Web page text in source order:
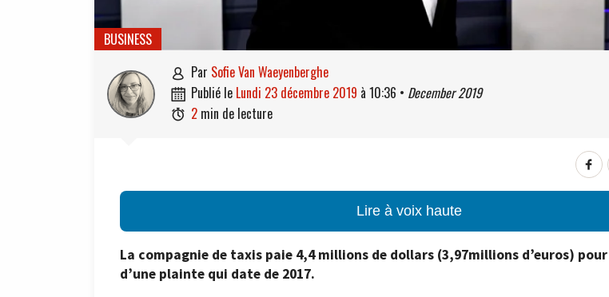
BUSINESS
 par Sofie Van Waeyenberghe
 publié le lundi 23 décembre 2019 à 10:36 • December 2019
 2 min de lecture
Lire à voix haute
La compagnie de taxis paie 4,4 millions de dollars (3,97millions d’euros)
d’une plainte qui date de 2017.